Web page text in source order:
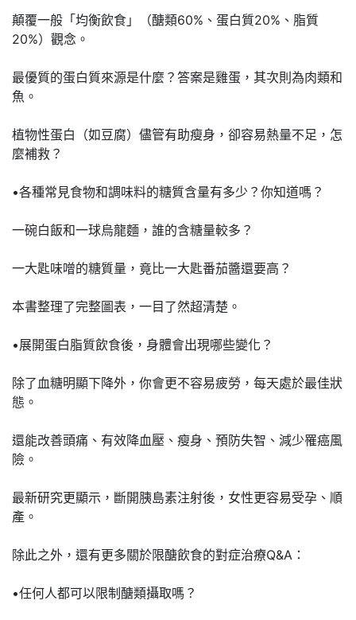
顛覆一般「均衡飲食」（醣類60%、蛋白質20%、脂質
20%）觀念。
最優質的蛋白質來源是什麼？答案是雞蛋，其次則為肉類和
魚。
植物性蛋白（如豆腐）儘管有助瘦身，卻容易熱量不足，怎
麼補救？
•各種常見食物和調味料的糖質含量有多少？你知道嗎？
一碗白飯和一球烏龍麵，誰的含糖量較多？
一大匙味噌的糖質量，竟比一大匙番茄醬還要高？
本書整理了完整圖表，一目了然超清楚。
•展開蛋白脂質飲食後，身體會出現哪些變化？
除了血糖明顯下降外，你會更不容易疲勞，每天處於最佳狀
態。
還能改善頭痛、有效降血壓、瘦身、預防失智、減少罹癌風
險。
最新研究更顯示，斷開胰島素注射後，女性更容易受孕、順
產。
除此之外，還有更多關於限醣飲食的對症治療Q&A：
•任何人都可以限制醣類攝取嗎？